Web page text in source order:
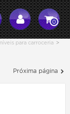
0
para carroceria >
Próxima página